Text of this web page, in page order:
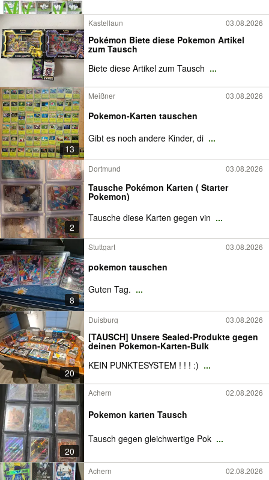
Kastellaun 03.08.2026
Pokémon Biete diese Pokemon Artikel
zum Tausch
Biete diese Artikel zum Tausch ...
13
Meißner 03.08.2026
Pokemon-Karten tauschen
Gibt es noch andere Kinder, di ...
2
Dortmund 03.08.2026
Tausche Pokémon Karten ( Starter
Pokemon)
Tausche diese Karten gegen vin ...
8
Stuttgart 03.08.2026
pokemon tauschen
Guten Tag. ...
20
Duisburg 03.08.2026
[TAUSCH] Unsere Sealed-Produkte gegen
deinen Pokemon-Karten-Bulk
KEIN PUNKTESYSTEM ! ! ! :) ...
20
Achern 02.08.2026
Pokemon karten Tausch
Tausch gegen gleichwertige Pok ...
Achern 02.08.2026